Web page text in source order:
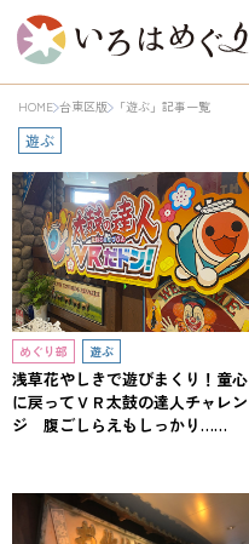
HOME 台東区版 「遊ぶ」記事一覧
遊ぶ
めぐり部 遊ぶ
浅草花やしきで遊びまくり！童心
に戻ってＶＲ太鼓の達人チャレン
ジ 腹ごしらえもしっかり……